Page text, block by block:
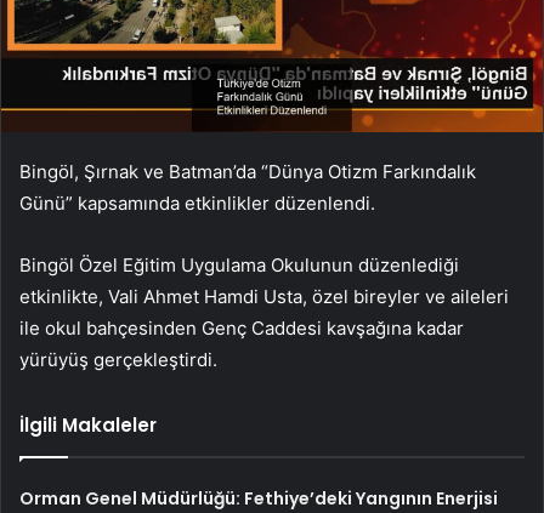
Bingöl, Şırnak ve Batman’da “Dünya Otizm Farkındalık
Günü” kapsamında etkinlikler düzenlendi.
Bingöl Özel Eğitim Uygulama Okulunun düzenlediği
etkinlikte, Vali Ahmet Hamdi Usta, özel bireyler ve aileleri
ile okul bahçesinden Genç Caddesi kavşağına kadar
yürüyüş gerçekleştirdi.
İlgili Makaleler
Orman Genel Müdürlüğü: Fethiye’deki Yangının Enerjisi